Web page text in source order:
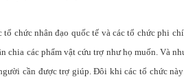
tổ chức nhân đạo quốc tế và các tổ chức phi
chia các phẩm vật cứu trợ như họ muốn. Và
cần được trợ giúp. Đôi khi các tổ chức